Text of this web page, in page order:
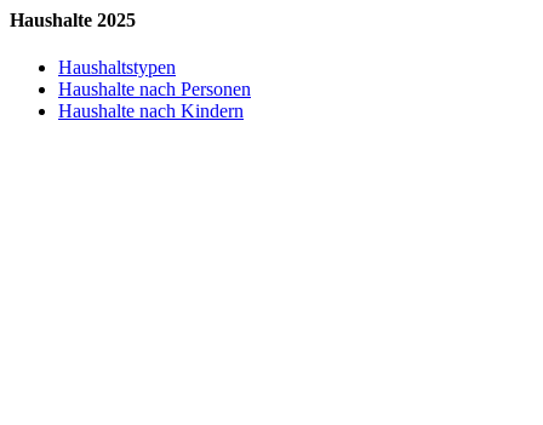
Haushalte 2025
Haushaltstypen
Haushalte nach Personen
Haushalte nach Kindern